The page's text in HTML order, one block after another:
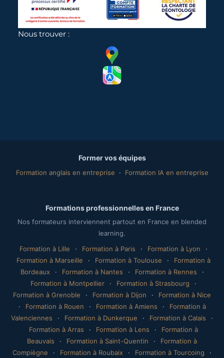
Nous trouver :
Former vos équipes
Formation anglais en entreprise · Formation IA en entreprise
Formations professionnelles en France
Nos formateurs interviennent partout en France en blended
learning.
Formation à Lille
· Formation à Paris · Formation à Lyon
·
Formation à Marseille
· Formation à Toulouse ·
Formation à
Bordeaux
· Formation à Nantes · Formation à Rennes
·
Formation à Montpellier
· Formation à Strasbourg
·
Formation à Grenoble
· Formation à Dijon ·
Formation à Nice
·
Formation à Rouen · Formation à Amiens ·
Formation à
Valenciennes
· Formation à Dunkerque · Formation à Calais
·
Formation à Arras
· Formation à Lens ·
Formation à
Beauvais
· Formation à Saint-Quentin ·
Formation à
Compiègne
· Formation à Roubaix · Formation à Tourcoing ·